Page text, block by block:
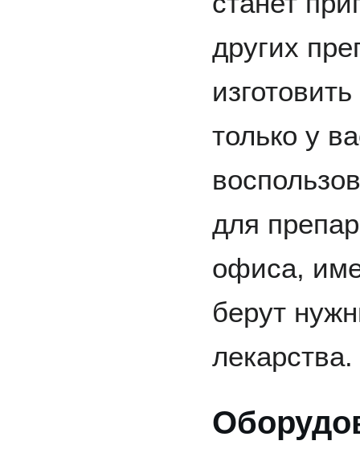
других
только у
для
офиса,
берут
лекарства.